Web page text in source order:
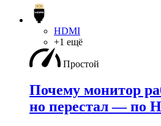
HDMI
+1 ещё
Простой
Почему монитор
но перестал — по